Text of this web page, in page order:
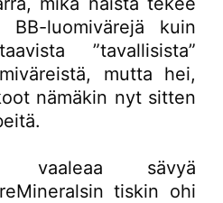
BB-luomivärejä kuin
”tavallisista”
mutta hei,
nämäkin nyt sitten
vaaleaa sävyä
tiskin ohi